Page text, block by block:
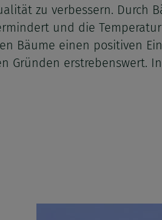
zu verbessern. Durch
und die
Bäume einen positiven
Gründen erstrebenswert.